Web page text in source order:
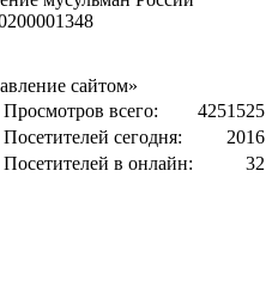
сайтом»
Просмотров всего:
4251525
Посетителей сегодня:
2016
Посетителей в онлайн:
32